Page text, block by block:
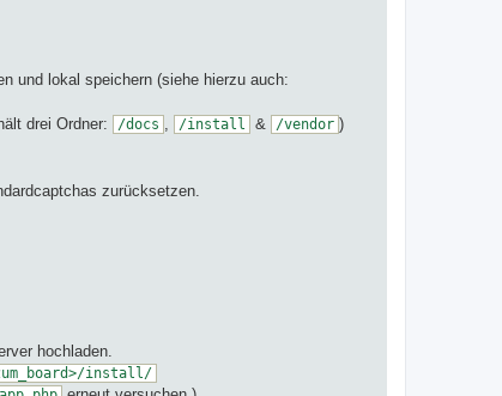
und lokal speichern (siehe hierzu auch:
drei Ordner: /docs , /install & /vendor )
zurücksetzen.
hochladen.
install/